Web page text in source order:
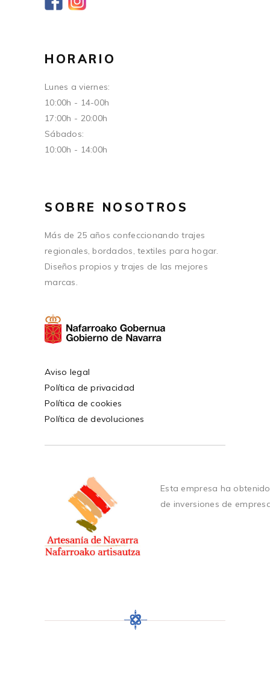
HORARIO
Lunes a viernes:
10:00h - 14-00h
17:00h - 20:00h
Sábados:
10:00h - 14:00h
SOBRE NOSOTROS
Más de 25 años confeccionando trajes
regionales, bordados, textiles para hogar.
Diseños propios y trajes de las mejores
marcas.
Aviso legal
Política de privacidad
Política de cookies
Política de devoluciones
Esta empresa ha
de inversiones de